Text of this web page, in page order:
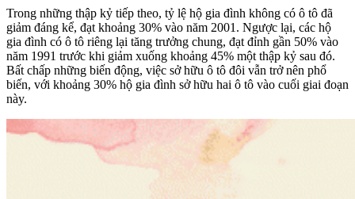
Trong những thập kỷ tiếp theo, tỷ lệ hộ gia đình không có ô tô đã
giảm đáng kể, đạt khoảng 30% vào năm 2001. Ngược lại, các hộ
gia đình có ô tô riêng lại tăng trưởng chung, đạt đỉnh gần 50% vào
năm 1991 trước khi giảm xuống khoảng 45% một thập kỷ sau đó.
Bất chấp những biến động, việc sở hữu ô tô đôi vẫn trở nên phổ
biến, với khoảng 30% hộ gia đình sở hữu hai ô tô vào cuối giai đoạn
này.